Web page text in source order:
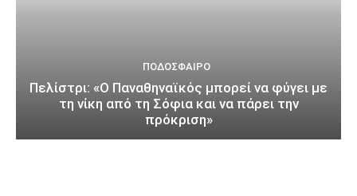
ΠΟΔΌΣΦΑΙΡΟ
Πελίστρι: «Ο Παναθηναϊκός μπορεί να φύγει με
τη νίκη από τη Σόφια και να πάρει την
πρόκριση»